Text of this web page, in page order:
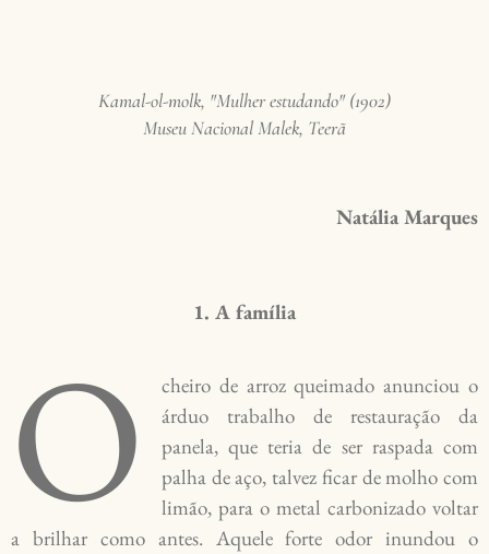
Kamal-ol-molk, "Mulher estudando" (1902)
Museu Nacional Malek, Teerã
Natália Marques
1. A família
O
cheiro de arroz queimado anunciou o
árduo trabalho de restauração da
panela, que teria de ser raspada com
palha de aço, talvez ficar de molho com
limão, para o metal carbonizado voltar
a brilhar como antes. Aquele forte odor inundou o